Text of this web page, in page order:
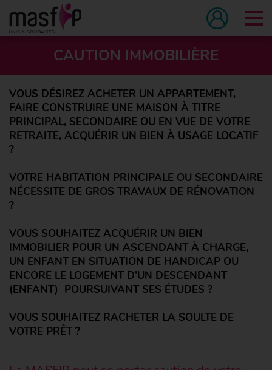
CAUTION IMMOBILIÈRE
VOUS DÉSIREZ ACHETER UN APPARTEMENT,
FAIRE CONSTRUIRE UNE MAISON À TITRE
PRINCIPAL, SECONDAIRE OU EN VUE DE VOTRE
RETRAITE, ACQUÉRIR UN BIEN À USAGE LOCATIF
?
VOTRE HABITATION PRINCIPALE OU SECONDAIRE
NÉCESSITE DE GROS TRAVAUX DE RÉNOVATION
?
VOUS SOUHAITEZ ACQUÉRIR UN BIEN
IMMOBILIER POUR UN ASCENDANT À CHARGE,
UN ENFANT EN SITUATION DE HANDICAP OU
ENCORE LE LOGEMENT D'UN DESCENDANT
(ENFANT) POURSUIVANT SES ÉTUDES ?
VOUS SOUHAITEZ RACHETER LA SOULTE DE
VOTRE PRÊT ?